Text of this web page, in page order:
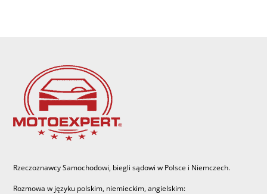
Rzeczoznawcy Samochodowi, biegli sądowi w Polsce i Niemczech.
Rozmowa w języku polskim, niemieckim, angielskim: